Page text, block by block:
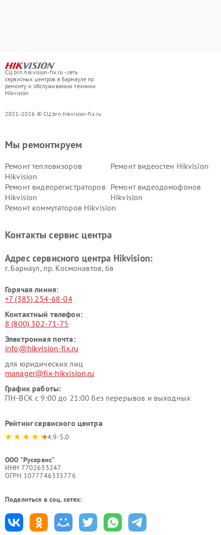
СЦ brn.hikvision-fix.ru - сеть
сервисных центров в Барнауле по
ремонту и обслуживанию техники
Hikvision
2021-2026 © СЦ brn.hikvision-fix.ru
Мы ремонтируем
Ремонт тепловизоров
Hikvision
Ремонт видеостен Hikvision
Ремонт видеорегистраторов
Hikvision
Ремонт видеодомофонов
Hikvision
Ремонт коммутаторов Hikvision
Контакты сервис центра
Адрес сервисного центра Hikvision:
г. Барнаул, ​пр. Космонавтов, 6в
Горячая линия:
+7 (385) 254-68-04
Контактный телефон:
8 (800) 302-71-75
Электронная почта:
info@hikvision-fix.ru
для юридических лиц
manager@fix-hikvision.ru
График работы:
ПН-ВСК с 9:00 до 21:00 без перерывов и выходных
Рейтинг сервисного центра
4.9-5.0
ООО "Русервис"
ИНН 7702633247
ОГРН 1077746335776
Поделиться в соц. сетях: